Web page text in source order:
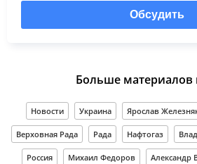
Обсудить
Больше материалов
Новости Украина Ярослав
Верховная Рада Рада Нафтогаз
Россия Михаил Федоров Александр